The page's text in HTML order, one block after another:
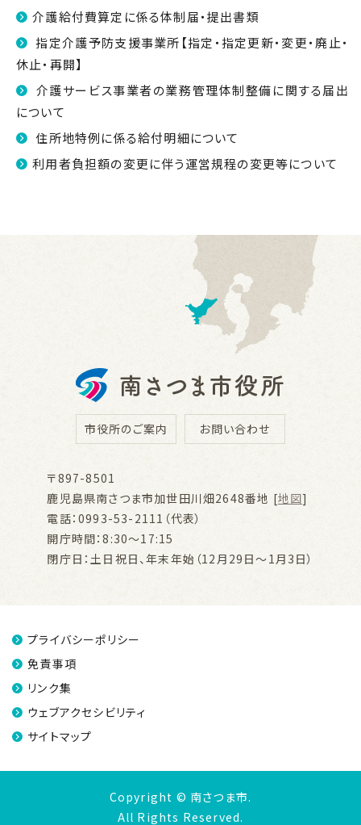
介護給付費算定に係る体制届・提出書類
指定介護予防支援事業所【指定・指定更新・変更・廃止・
休止・再開】
介護サービス事業者の業務管理体制整備に関する届出
について
住所地特例に係る給付明細について
利用者負担額の変更に伴う運営規程の変更等について
市役所のご案内 お問い合わせ
〒897-8501
鹿児島県南さつま市加世田川畑2648番地 [地図]
電話：0993-53-2111（代表）
開庁時間：8:30～17:15
閉庁日：土日祝日、年末年始（12月29日～1月3日）
プライバシーポリシー
免責事項
リンク集
ウェブアクセシビリティ
サイトマップ
Copyright © 南さつま市.
All Rights Reserved.